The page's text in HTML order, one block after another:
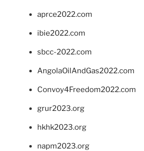
aprce2022.com
ibie2022.com
sbcc-2022.com
AngolaOilAndGas2022.com
Convoy4Freedom2022.com
grur2023.org
hkhk2023.org
napm2023.org